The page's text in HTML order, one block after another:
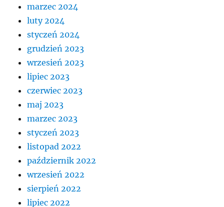
marzec 2024
luty 2024
styczeń 2024
grudzień 2023
wrzesień 2023
lipiec 2023
czerwiec 2023
maj 2023
marzec 2023
styczeń 2023
listopad 2022
październik 2022
wrzesień 2022
sierpień 2022
lipiec 2022